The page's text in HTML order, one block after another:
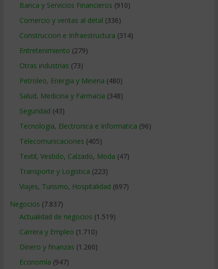
Banca y Servicios Financieros (910)
Comercio y ventas al detal (336)
Construccion e Infraestructura (314)
Entretenimiento (279)
Otras industrias (73)
Petroleo, Energia y Mineria (480)
Salud, Medicina y Farmacia (348)
Seguridad (43)
Tecnologia, Electronica e Informatica (96)
Telecomunicaciones (405)
Textil, Vestido, Calzado, Moda (47)
Transporte y Logistica (223)
Viajes, Turismo, Hospitalidad (697)
Negocios (7.837)
Actualidad de negocios (1.519)
Carrera y Empleo (1.710)
Dinero y finanzas (1.260)
Economía (947)